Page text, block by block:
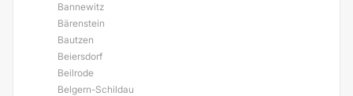
Bannewitz
Bärenstein
Bautzen
Beiersdorf
Beilrode
Belgern-Schildau